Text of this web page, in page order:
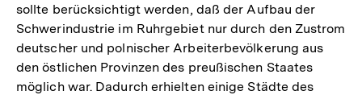
sollte berücksichtigt werden, daß der Aufbau der
Schwerindustrie im Ruhrgebiet nur durch den Zustrom
deutscher und polnischer Arbeiterbevölkerung aus
den östlichen Provinzen des preußischen Staates
möglich war. Dadurch erhielten einige Städte des